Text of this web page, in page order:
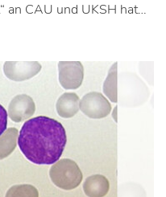
an CAU und UKSH hat…